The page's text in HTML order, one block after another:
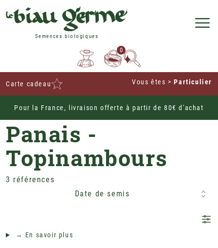
Semences biologiques
0
Carte cadeau Vous êtes >Particulier
Pour la France, livraison offerte à partir de 80€ d'achat
Home Potagères Légumes Racine
Panais -
Topinambours
Date de semis
3 références
→ En savoir plus